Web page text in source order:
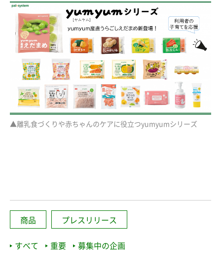
▲離乳食づくりや赤ちゃんのケアに役立つyumyumシリーズ
商品 プレスリリース
すべて 重要 募集中の企画